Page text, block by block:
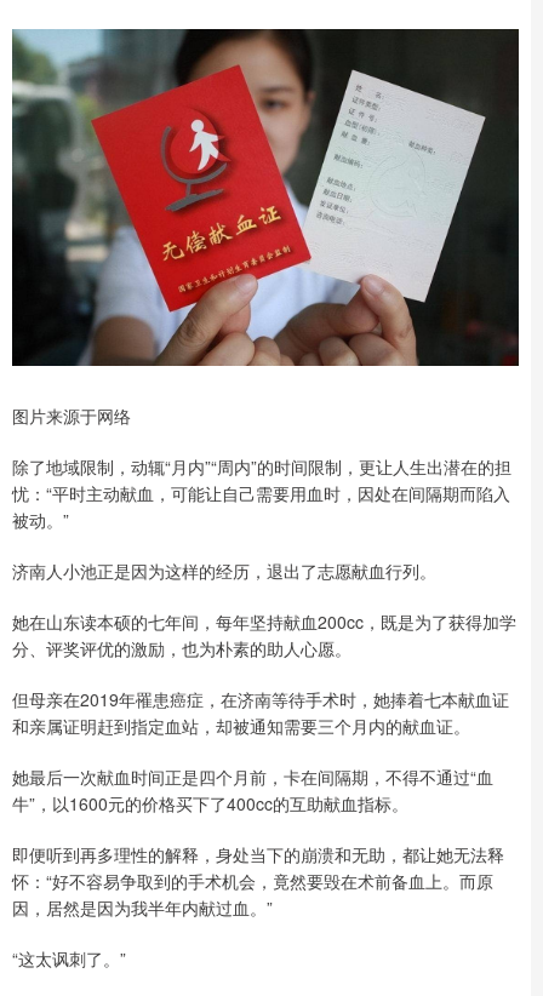
图片来源于网络
除了地域限制，动辄“月内”“周内”的时间限制，更让人生出潜在的担
忧：“平时主动献血，可能让自己需要用血时，因处在间隔期而陷入
被动。”
济南人小池正是因为这样的经历，退出了志愿献血行列。
她在山东读本硕的七年间，每年坚持献血200cc，既是为了获得加学
分、评奖评优的激励，也为朴素的助人心愿。
但母亲在2019年罹患癌症，在济南等待手术时，她捧着七本献血证
和亲属证明赶到指定血站，却被通知需要三个月内的献血证。
她最后一次献血时间正是四个月前，卡在间隔期，不得不通过“血
牛”，以1600元的价格买下了400cc的互助献血指标。
即便听到再多理性的解释，身处当下的崩溃和无助，都让她无法释
怀：“好不容易争取到的手术机会，竟然要毁在术前备血上。而原
因，居然是因为我半年内献过血。”
“这太讽刺了。”